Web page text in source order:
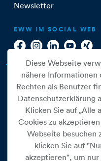
Newsletter
EWW IM SOCIAL WEB
Cookie Einstellungen
Datenschutz
Diese Webseite
nähere Informationen
Rechten als Benutzer
Datenschutzerklärung
Klicken Sie auf „Alle
Cookies zu
Webseite besuchen
klicken Sie auf
akzeptieren", um nur